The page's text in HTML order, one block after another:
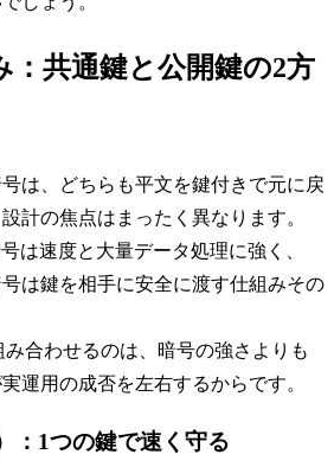
：共通鍵と公開鍵の2方
は、どちらも平文を鍵付きで元に戻
計の焦点はまったく異なります。
は速度と大量データ処理に強く、
は鍵を相手に安全に渡す仕組みその
合わせるのは、暗号の強さよりも
運用の成否を左右するからです。
：1つの鍵で速く守る